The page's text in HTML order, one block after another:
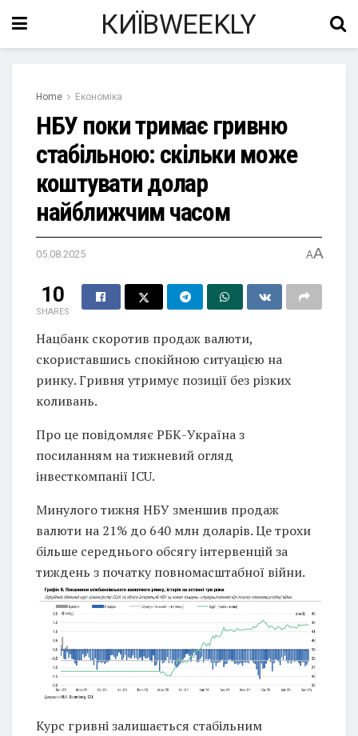
КИЇВWEEKLY
Home Економіка
НБУ поки тримає гривню
стабільною: скільки може
коштувати долар
найближчим часом
05.08.2025 AA
10
SHARES
Нацбанк скоротив продаж валюти,
скориставшись спокійною ситуацією на
ринку. Гривня утримує позиції без різких
коливань.
Про це повідомляє РБК-Україна з
посиланням на тижневий огляд
інвесткомпанії ICU.
Минулого тижня НБУ зменшив продаж
валюти на 21% до 640 млн доларів. Це трохи
більше середнього обсягу інтервенцій за
тиждень з початку повномасштабної війни.
Курс гривні залишається стабільним